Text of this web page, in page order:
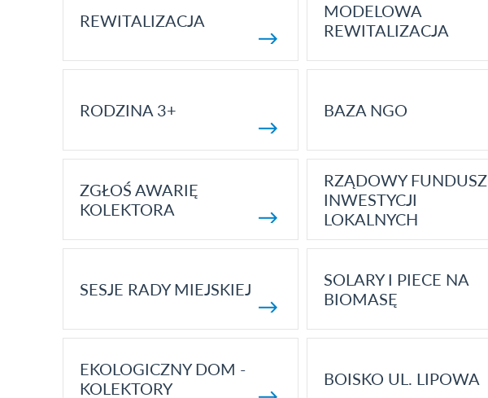
REWITALIZACJA
MODELOWA
REWITALIZACJA
RODZINA 3+ BAZA NGO
ZGŁOŚ AWARIĘ
KOLEKTORA
RZĄDOWY FUNDUSZ
INWESTYCJI
LOKALNYCH
SESJE RADY MIEJSKIEJ
SOLARY I PIECE NA
BIOMASĘ
EKOLOGICZNY DOM -
KOLEKTORY
BOISKO UL. LIPOWA